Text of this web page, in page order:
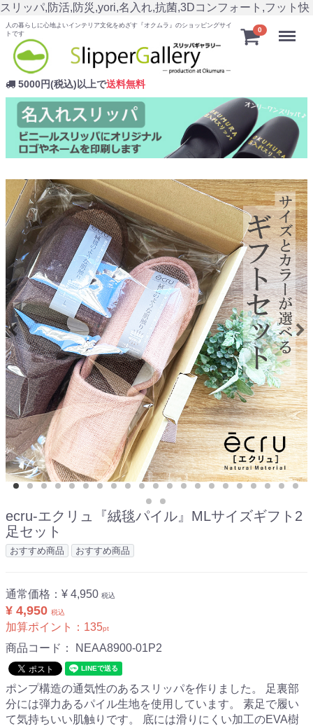
スリッパ,防活,防災,yori,名入れ,抗菌,3Dコンフォート,フット快
人の暮らしに心地よいインテリア文化をめざす『オクムラ』のショッピングサイ
トです
5000円(税込)以上で送料無料
0 Menu
ecru-エクリュ『絨毯パイル』MLサイズギフト2
足セット
おすすめ商品 おすすめ商品
通常価格： ¥ 4,950 税込
¥ 4,950 税込
加算ポイント： 135pt
商品コード： NEAA8900-01P2
ポンプ構造の通気性のあるスリッパを作りました。 足裏部
分には弾力あるパイル生地を使用しています。 素足で履い
て気持ちいい肌触りです。 底には滑りにくい加工のEVA樹